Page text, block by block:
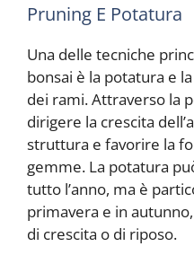
Pruning E Potatura
Una delle tecniche
bonsai è la potatura e
dei rami. Attraverso la
dirigere la crescita
struttura e favorire la
gemme. La potatura
tutto l’anno, ma è
primavera e in
di crescita o di riposo.